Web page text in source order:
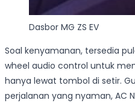
Dasbor MG ZS EV
Soal kenyamanan, tersedia
wheel audio control untuk
hanya lewat tombol di setir.
perjalanan yang nyaman, AC